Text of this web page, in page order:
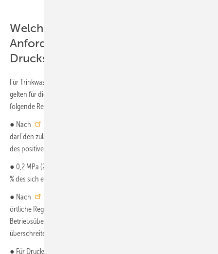
Welche sind die normativen
Anforderungen an das
Druckstoßverhalten?
Für Trinkwasseranlagen im Sinne der DIN 1988 bzw. der DIN EN 806
gelten für die zulässigen Drücke in Trinkwasser-Installationen
folgende Regelungen:
● Nach
darf den zulässigen Betriebsüberdruck nicht übersteigen. Die Höhe
des positiven Druckstoßes darf
● 0,2 MPa (2 bar) nicht überschreiten, der negative Druckstoß darf 50
% des sich einstellenden Fließdrucks nicht unterschreiten.
● Nach
örtliche Regelungen vorgeschrieben, soll die Summe aus
Betriebsüberdruck und Druckstoß den Prüfdruck der Installation nicht
überschreiten.
● Für Druckspüler nach